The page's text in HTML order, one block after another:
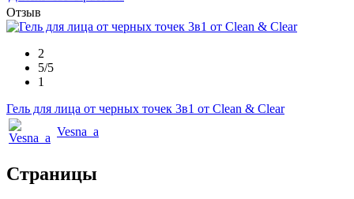
Отзыв
2
5/5
1
Гель для лица от черных точек 3в1 от Clean & Clear
Vesna_a
Страницы